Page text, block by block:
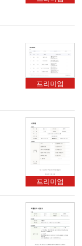
프리미엄
프리미엄